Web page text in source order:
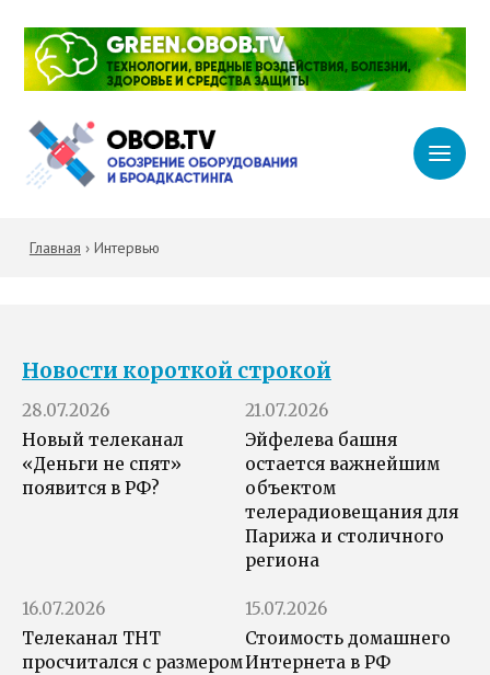
Главная › Интервью
Новости короткой строкой
28.07.2026
Новый телеканал
«Деньги не спят»
появится в РФ?
21.07.2026
Эйфелева башня
остается важнейшим
объектом
телерадиовещания для
Парижа и столичного
региона
16.07.2026
Телеканал ТНТ
просчитался с размером
15.07.2026
Стоимость домашнего
Интернета в РФ